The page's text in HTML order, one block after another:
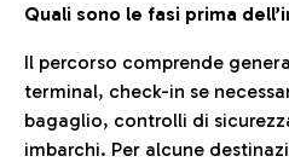
Quali sono le fasi prima
Il percorso comprende
terminal, check-in se
bagaglio, controlli di
imbarchi. Per alcune